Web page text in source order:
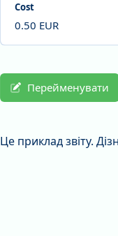
Cost
0.50 EUR
Перейменувати
Це приклад звіту.